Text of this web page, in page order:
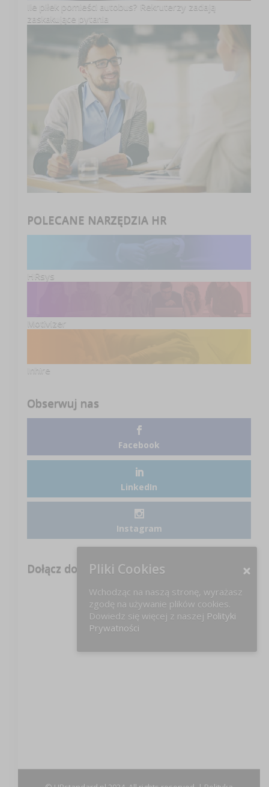
Ile piłek pomieści autobus? Rekruterzy zadają
zaskakujące pytania
POLECANE NARZĘDZIA HR
HRsys
Motivizer
Inhire
Obserwuj nas
Facebook
LinkedIn
Instagram
Dołącz do nas na FB!
Pliki Cookies
Wchodząc na naszą stronę, wyrażasz
zgodę na używanie plików cookies.
Dowiedz się więcej z naszej Polityki
Prywatności